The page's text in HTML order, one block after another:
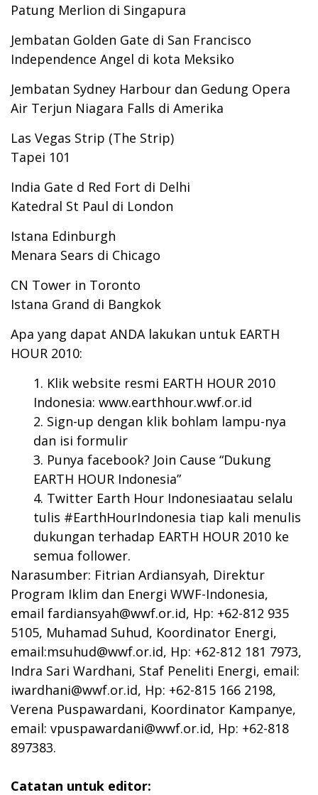
Patung Merlion di Singapura
Jembatan Golden Gate di San Francisco
Independence Angel di kota Meksiko
Jembatan Sydney Harbour dan Gedung Opera
Air Terjun Niagara Falls di Amerika
Las Vegas Strip (The Strip)
Tapei 101
India Gate d Red Fort di Delhi
Katedral St Paul di London
Istana Edinburgh
Menara Sears di Chicago
CN Tower in Toronto
Istana Grand di Bangkok
Apa yang dapat ANDA lakukan untuk EARTH
HOUR 2010:
Klik website resmi EARTH HOUR 2010
Indonesia: www.earthhour.wwf.or.id
Sign-up dengan klik bohlam lampu-nya
dan isi formulir
Punya facebook? Join Cause “Dukung
EARTH HOUR Indonesia”
Twitter Earth Hour Indonesiaatau selalu
tulis #EarthHourIndonesia tiap kali menulis
dukungan terhadap EARTH HOUR 2010 ke
semua follower.
Narasumber: Fitrian Ardiansyah, Direktur
Program Iklim dan Energi WWF-Indonesia,
email fardiansyah@wwf.or.id, Hp: +62-812 935
5105, Muhamad Suhud, Koordinator Energi,
email:msuhud@wwf.or.id, Hp: +62-812 181 7973,
Indra Sari Wardhani, Staf Peneliti Energi, email:
iwardhani@wwf.or.id, Hp: +62-815 166 2198,
Verena Puspawardani, Koordinator Kampanye,
email: vpuspawardani@wwf.or.id, Hp: +62-818
897383.
Catatan untuk editor: